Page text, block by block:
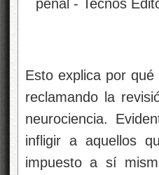
Esto explica por
reclamando la
neurociencia.
infligir a aquellos
impuesto a sí